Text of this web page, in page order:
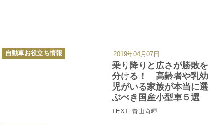
乗り降りと広さが勝敗を
分ける！ 高齢者や乳幼
児がいる家族が本当に選
ぶべき国産小型車５選
TEXT: 青山尚暉
カ
テ
自動車お役立ち情報 2019年04月07日